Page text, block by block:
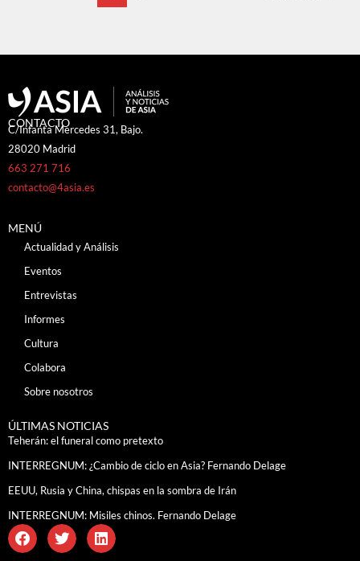
CONTACTO
C/Infanta Mercedes 31, Bajo.
28020 Madrid
663 271 716
contacto@4asia.es
MENÚ
Actualidad y Análisis
Eventos
Entrevistas
Informes
Cultura
Colabora
Sobre nosotros
ÚLTIMAS NOTICIAS
Teherán: el funeral como pretexto
INTERREGNUM: ¿Cambio de ciclo en Asia? Fernando Delage
EEUU, Rusia y China, chispas en la sombra de Irán
INTERREGNUM: Misiles chinos. Fernando Delage